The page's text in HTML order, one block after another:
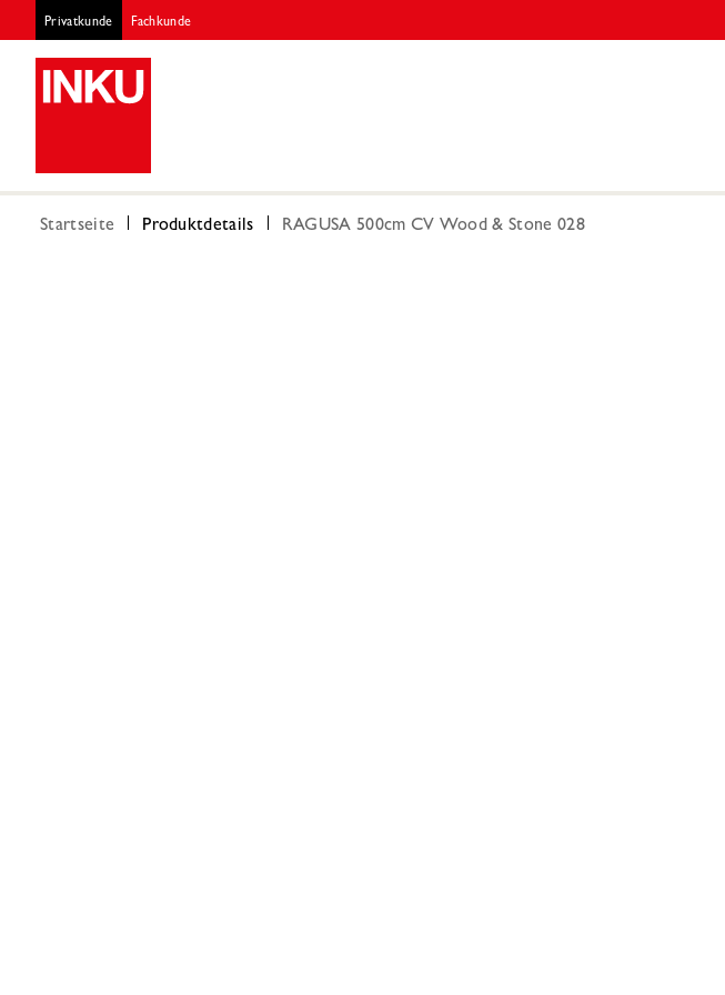
Privatkunde Fachkunde
Startseite Produktdetails RAGUSA 500cm CV Wood & Stone 028